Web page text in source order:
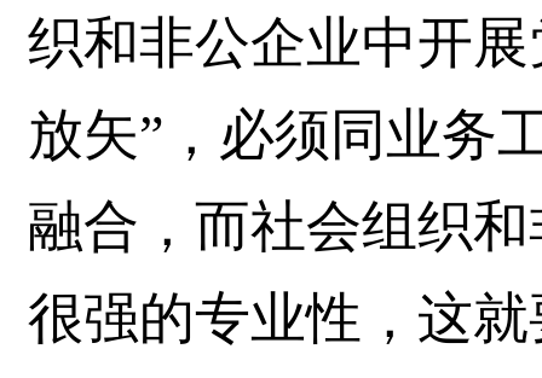
织和非公企业中开
放矢”，必须同业务
融合，而社会组织
很强的专业性，这